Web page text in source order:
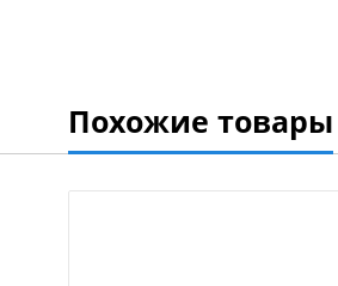
Похожие товары